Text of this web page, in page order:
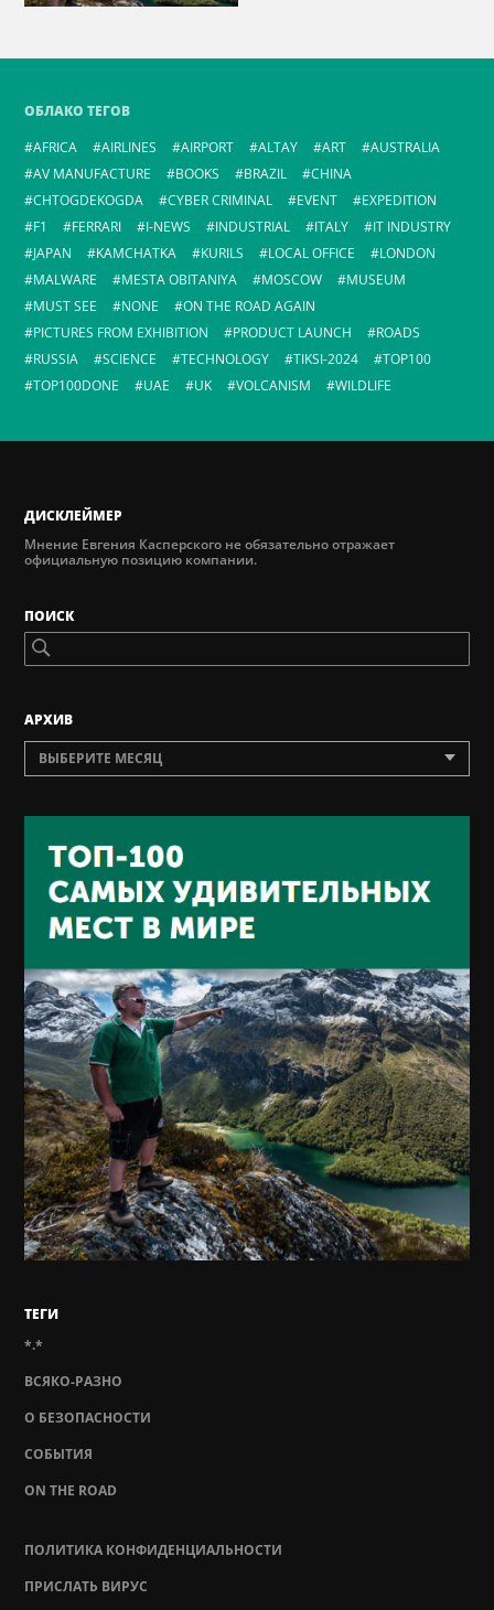
ОБЛАКО ТЕГОВ
AFRICA
AIRLINES AIRPORT ALTAY ART
AUSTRALIA
AV MANUFACTURE
BOOKS BRAZIL
CHINA
CHTOGDEKOGDA
CYBER CRIMINAL EVENT
EXPEDITION
F1
FERRARI I-NEWS INDUSTRIAL ITALY
IT INDUSTRY
JAPAN
KAMCHATKA KURILS LOCAL OFFICE
LONDON
MALWARE
MESTA OBITANIYA MOSCOW
MUSEUM
MUST SEE
NONE
ON THE ROAD AGAIN
PICTURES FROM EXHIBITION
PRODUCT LAUNCH
ROADS
RUSSIA
SCIENCE TECHNOLOGY TIKSI-2024
TOP100
TOP100DONE
UAE UK VOLCANISM WILDLIFE
ДИСКЛЕЙМЕР
Мнение Евгения Касперского не обязательно отражает
официальную позицию компании.
ПОИСК
AРХИВ
ВЫБЕРИТЕ МЕСЯЦ
ТЕГИ
*.*
ВСЯКО-РАЗНО
О БЕЗОПАСНОСТИ
СОБЫТИЯ
ON THE ROAD
ПОЛИТИКА КОНФИДЕНЦИАЛЬНОСТИ
ПРИСЛАТЬ ВИРУС